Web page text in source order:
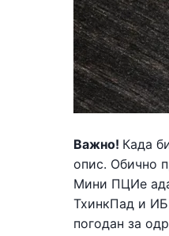
Важно! Када
опис. Обично
Мини ПЦИе
ТхинкПад и
погодан за